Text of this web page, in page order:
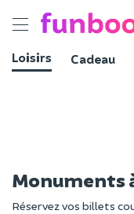
Toggle
Loisirs
Cadeau
Monuments
Réservez vos billets